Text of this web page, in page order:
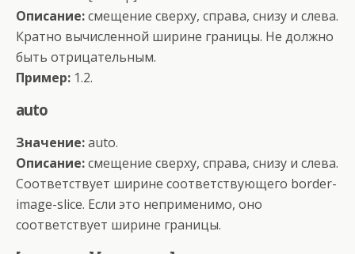
Описание:смещение сверху, справа, снизу и слева.
Кратно вычисленной ширине границы. Не должно
быть отрицательным.
Пример: 1.2.
auto
Значение:auto.
Описание:смещение сверху, справа, снизу и слева.
Соответствует ширине соответствующего border-
image-slice. Если это неприменимо, оно
соответствует ширине границы.